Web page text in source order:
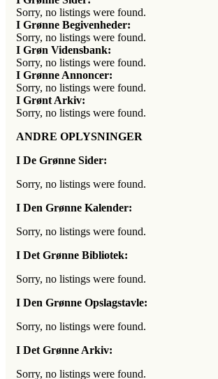
Sorry, no listings were found.
I Grønne Begivenheder:
Sorry, no listings were found.
I Grøn Vidensbank:
Sorry, no listings were found.
I Grønne Annoncer:
Sorry, no listings were found.
I Grønt Arkiv:
Sorry, no listings were found.
ANDRE OPLYSNINGER
I De Grønne Sider:
Sorry, no listings were found.
I Den Grønne Kalender:
Sorry, no listings were found.
I Det Grønne Bibliotek:
Sorry, no listings were found.
I Den Grønne Opslagstavle:
Sorry, no listings were found.
I Det Grønne Arkiv:
Sorry, no listings were found.